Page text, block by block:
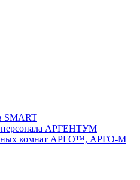
SMART
персонала АРГЕНТУМ
комнат АРГО™, АРГО-М